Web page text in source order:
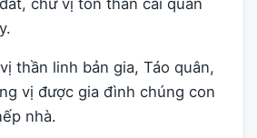
thần linh bản gia, Táo quân,
vị được gia đình chúng con
nhà.